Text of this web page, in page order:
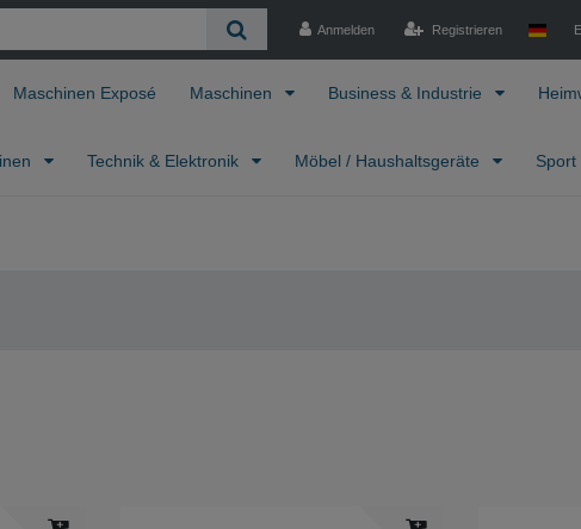
Anmelden Registrieren
Maschinen Exposé Maschinen Business & Industrie
Technik & Elektronik Möbel / Haushaltsgeräte Sport